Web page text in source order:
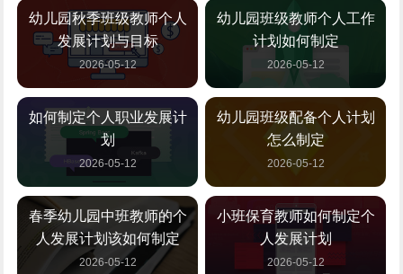
幼儿园秋季班级教师个人
发展计划与目标
2026-05-12
幼儿园班级教师个人工作
计划如何制定
2026-05-12
如何制定个人职业发展计
划
2026-05-12
幼儿园班级配备个人计划
怎么制定
2026-05-12
春季幼儿园中班教师的个
人发展计划该如何制定
2026-05-12
小班保育教师如何制定个
人发展计划
2026-05-12